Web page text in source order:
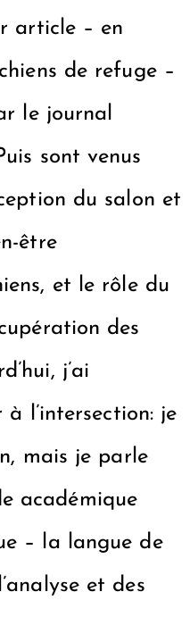
article – en
de refuge –
le journal
sont venus
du salon et
être
et le rôle du
des
j’ai
à l’intersection: je
mais je parle
académique
– la langue de
et des